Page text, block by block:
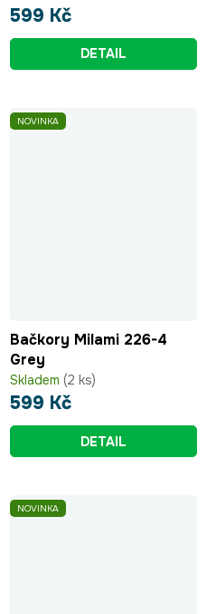
599 Kč
DETAIL
NOVINKA
Bačkory Milami 226-4
Grey
Skladem (2 ks)
599 Kč
DETAIL
NOVINKA